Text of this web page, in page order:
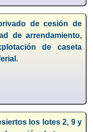
de cesión de
de arrendamiento,
de caseta
los lotes 2, 9 y